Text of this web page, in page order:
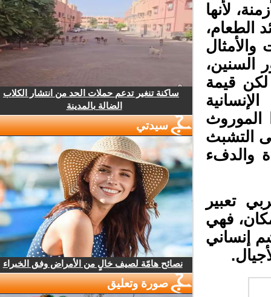
لأنها
الطعام،
قيمة
التشبث
والدفء
تعبير
فهي
إنساني
ساكنة تنغير تدعم حملات الحد من انتشار الكلاب
الضالة بالمدينة
سيدتي
نصائح هامّة لصيف خالٍ من الأمراض وفق الخبراء
صورة وتعليق